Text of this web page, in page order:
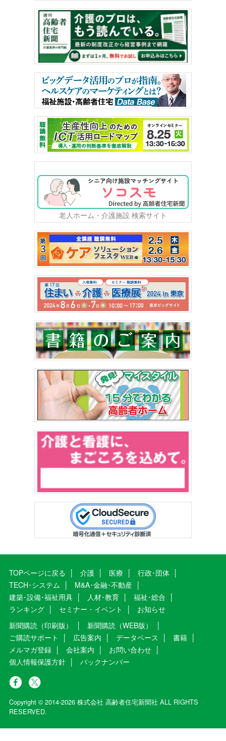
老人ホーム・介護施設 検索サイト
TOPページに戻る 介護 医療
行政･団体
TECH･システム
M&A･金融･不動産
建築･設備･福祉用具
人材･教育
福祉･総合
ランキング
セミナー・イベント
お知らせ
新聞購読（印刷版）
新聞購読（WEB版）
ご購読サポート
広告案内 データベース
書籍
メルマガ登録
会社案内
お問い合わせ
個人情報保護方針
バックナンバー
Copyright © 2014-2026 株式会社 高齢者住宅新聞社 ALL RIGHTS
RESERVED.